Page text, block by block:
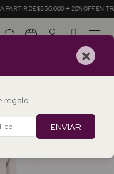
✦ 20% OFF EN
0
×
regalo
ENVIAR